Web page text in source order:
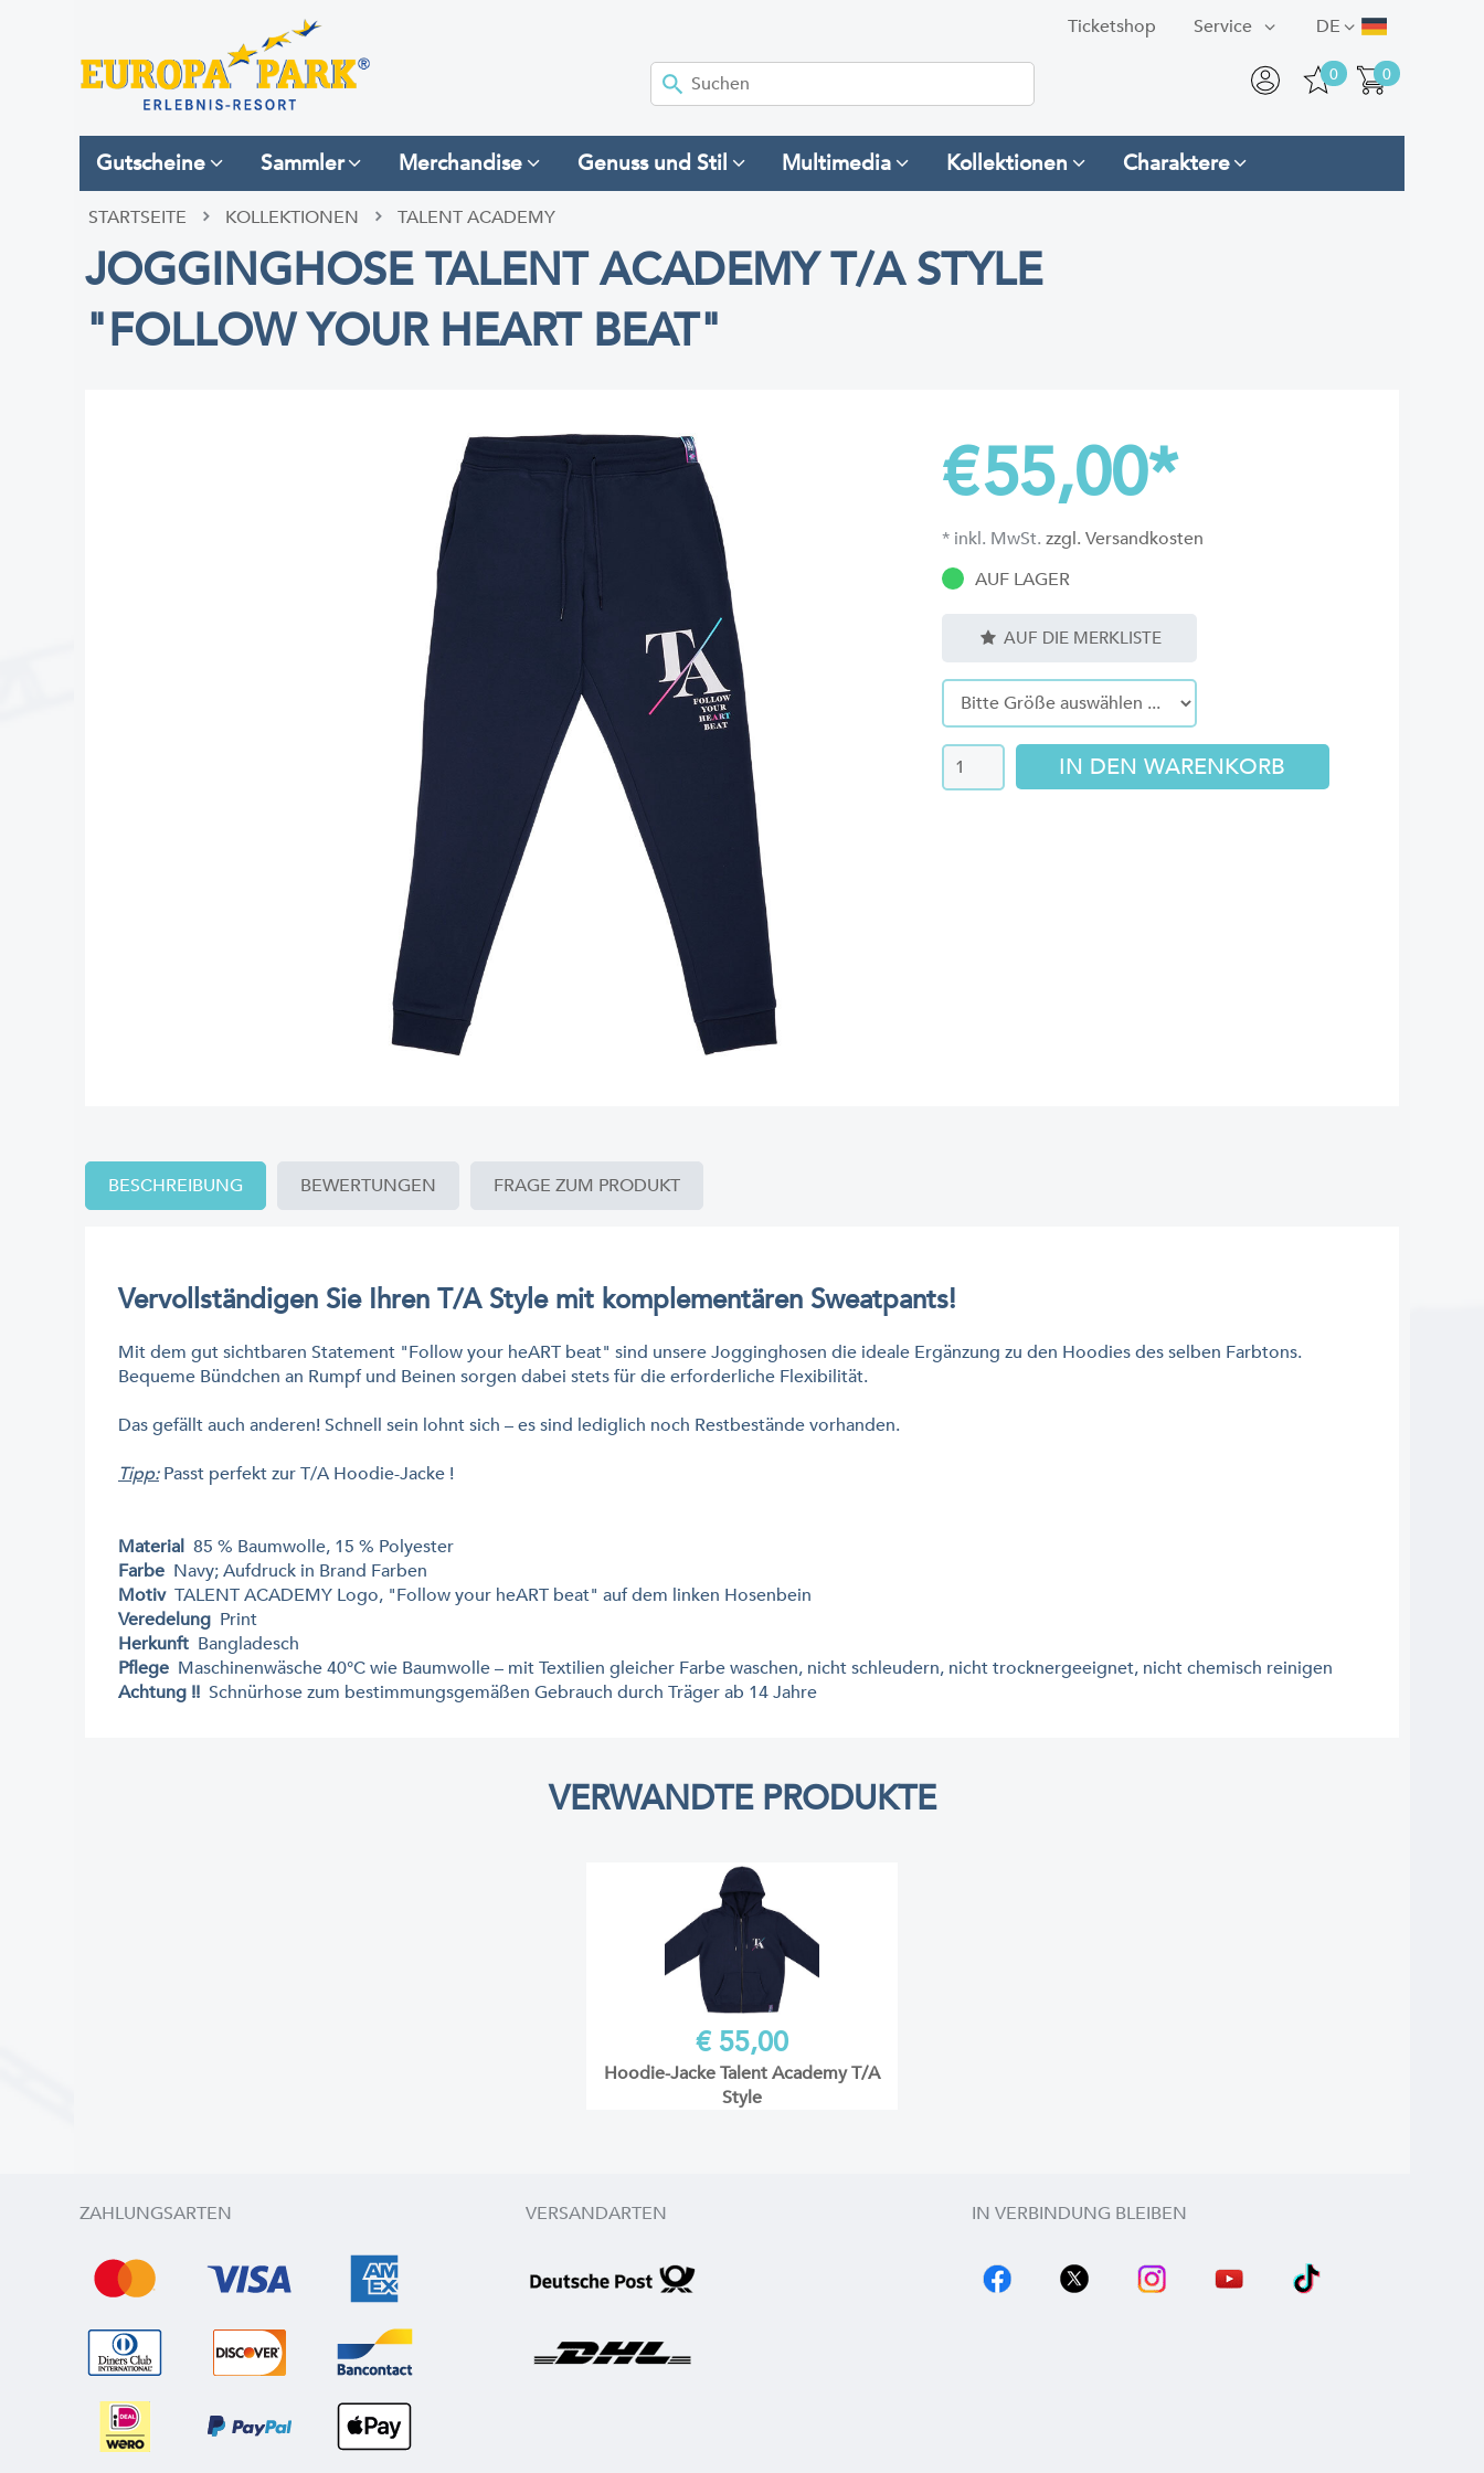
DE
Service
Ticketshop
0
0
Gutscheine Sammler Merchandise Genuss und Stil Multimedia Kollektionen Charaktere
STARTSEITE KOLLEKTIONEN TALENT ACADEMY
JOGGINGHOSE TALENT ACADEMY T/A STYLE
"FOLLOW YOUR HEART BEAT"
€55,00*
* inkl. MwSt. zzgl. Versandkosten
AUF LAGER
AUF DIE MERKLISTE
BESCHREIBUNG BEWERTUNGEN FRAGE ZUM PRODUKT
Vervollständigen Sie Ihren T/A Style mit komplementären Sweatpants!
Mit dem gut sichtbaren Statement "Follow your heART beat" sind unsere Jogginghosen die ideale Ergänzung zu den Hoodies des selben Farbtons.
Bequeme Bündchen an Rumpf und Beinen sorgen dabei stets für die erforderliche Flexibilität.
Das gefällt auch anderen! Schnell sein lohnt sich – es sind lediglich noch Restbestände vorhanden.
Tipp:Passt perfekt zur T/A Hoodie-Jacke !
Material 85 % Baumwolle, 15 % Polyester
Farbe Navy; Aufdruck in Brand Farben
MotivTALENT ACADEMY Logo, "Follow your heART beat" auf dem linken Hosenbein
Veredelung Print
Herkunft Bangladesch
Pflege Maschinenwäsche 40°C wie Baumwolle – mit Textilien gleicher Farbe waschen, nicht schleudern, nicht trocknergeeignet, nicht chemisch reinigen
Achtung !! Schnürhose zum bestimmungsgemäßen Gebrauch durch Träger ab 14 Jahre
VERWANDTE PRODUKTE
€ 55,00
Hoodie-Jacke Talent Academy T/A
Style
ZAHLUNGSARTEN VERSANDARTEN IN VERBINDUNG BLEIBEN